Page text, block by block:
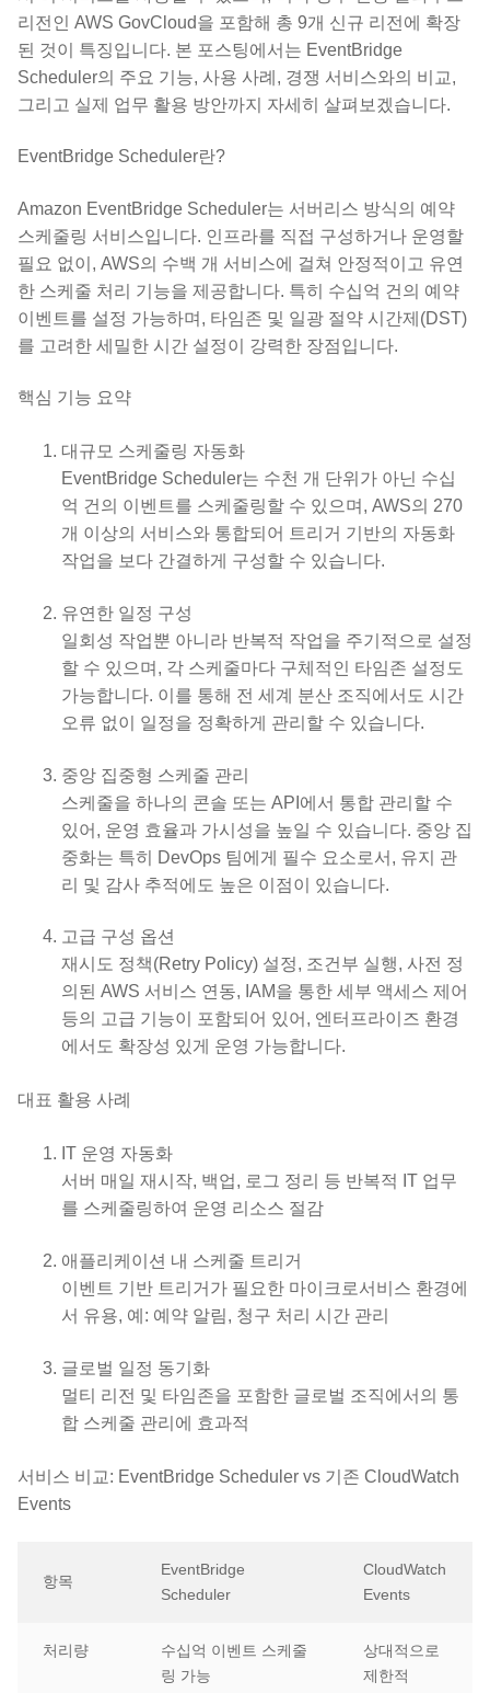
리전인 AWS GovCloud을 포함해 총 9개 신규 리전에 확장
된 것이 특징입니다. 본 포스팅에서는 EventBridge
Scheduler의 주요 기능, 사용 사례, 경쟁 서비스와의 비교,
그리고 실제 업무 활용 방안까지 자세히 살펴보겠습니다.
EventBridge Scheduler란?
Amazon EventBridge Scheduler는 서버리스 방식의 예약
스케줄링 서비스입니다. 인프라를 직접 구성하거나 운영할
필요 없이, AWS의 수백 개 서비스에 걸쳐 안정적이고 유연
한 스케줄 처리 기능을 제공합니다. 특히 수십억 건의 예약
이벤트를 설정 가능하며, 타임존 및 일광 절약 시간제(DST)
를 고려한 세밀한 시간 설정이 강력한 장점입니다.
핵심 기능 요약
대규모 스케줄링 자동화
EventBridge Scheduler는 수천 개 단위가 아닌 수십
억 건의 이벤트를 스케줄링할 수 있으며, AWS의 270
개 이상의 서비스와 통합되어 트리거 기반의 자동화
작업을 보다 간결하게 구성할 수 있습니다.
유연한 일정 구성
일회성 작업뿐 아니라 반복적 작업을 주기적으로 설정
할 수 있으며, 각 스케줄마다 구체적인 타임존 설정도
가능합니다. 이를 통해 전 세계 분산 조직에서도 시간
오류 없이 일정을 정확하게 관리할 수 있습니다.
중앙 집중형 스케줄 관리
스케줄을 하나의 콘솔 또는 API에서 통합 관리할 수
있어, 운영 효율과 가시성을 높일 수 있습니다. 중앙 집
중화는 특히 DevOps 팀에게 필수 요소로서, 유지 관
리 및 감사 추적에도 높은 이점이 있습니다.
고급 구성 옵션
재시도 정책(Retry Policy) 설정, 조건부 실행, 사전 정
의된 AWS 서비스 연동, IAM을 통한 세부 액세스 제어
등의 고급 기능이 포함되어 있어, 엔터프라이즈 환경
에서도 확장성 있게 운영 가능합니다.
대표 활용 사례
IT 운영 자동화
서버 매일 재시작, 백업, 로그 정리 등 반복적 IT 업무
를 스케줄링하여 운영 리소스 절감
애플리케이션 내 스케줄 트리거
이벤트 기반 트리거가 필요한 마이크로서비스 환경에
서 유용, 예: 예약 알림, 청구 처리 시간 관리
글로벌 일정 동기화
멀티 리전 및 타임존을 포함한 글로벌 조직에서의 통
합 스케줄 관리에 효과적
서비스 비교: EventBridge Scheduler vs 기존 CloudWatch
Events
항목
EventBridge
Scheduler
CloudWatch
Events
처리량
수십억 이벤트 스케줄
링 가능
상대적으로
제한적